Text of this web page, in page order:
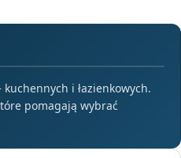
i łazienkowych.
pomagają wybrać